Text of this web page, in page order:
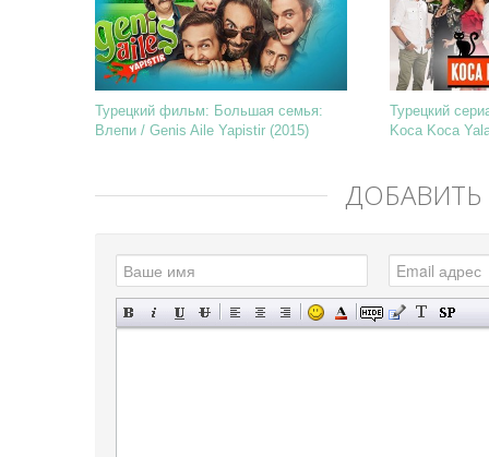
Турецкий фильм: Большая семья:
Влепи / Genis Aile Yapistir (2015)
Турецкий
Koca Koca